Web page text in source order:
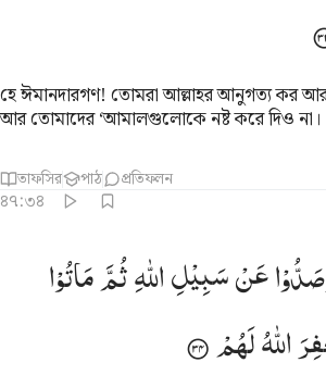
হে ঈমানদারগণ! তোমরা আল্লাহর আনুগত্য কর
আর তোমাদের ‘আমালগুলোকে নষ্ট করে দিও না।
তাফসির পাঠ প্রতিফলন
৪৭:৩৪
الله ثم ماتوا وهم كفار فلن يغفر الله
عَن سَبِيلِ ٱللَّهِ ثُمَّ مَاتُوا۟ وَهُمْ كُفَّارٌۭ فَلَن
عَنْسَبِیْلِاللّٰهِثُمَّمَاتُوْا
اللّٰهُلَهُمْ